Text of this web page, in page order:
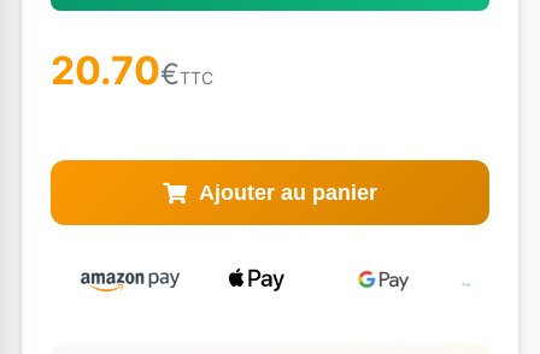
20.70€TTC
Ajouter au panier